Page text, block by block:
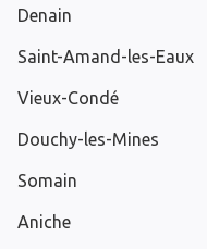
Denain
Saint-Amand-les-Eaux
Vieux-Condé
Douchy-les-Mines
Somain
Aniche